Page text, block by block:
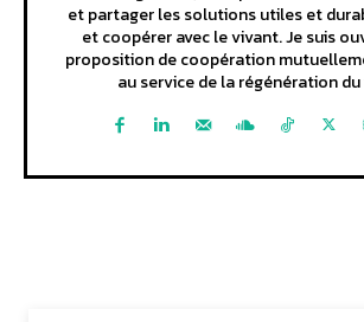
et partager les solutions utiles et
et coopérer avec le vivant. Je suis
proposition de coopération
au service de la régénération